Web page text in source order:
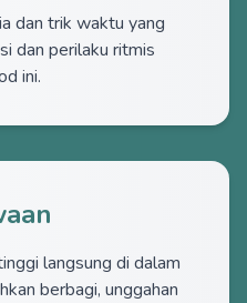
dan trik waktu yang
dan perilaku ritmis
ini.
langsung di dalam
berbagi, unggahan